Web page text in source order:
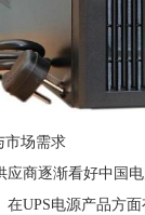
市场需求
应商逐渐看好中国
在UPS电源产品方